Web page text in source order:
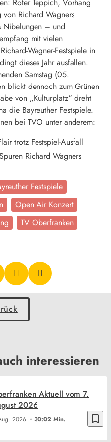
Roter Teppich, Vorhang
Richard Wagners
Nibelungen – und
mit vielen
Wagner-Festspiele in
dieses Jahr ausfallen.
Samstag (05.
blickt dennoch zum Grünen
von „Kulturplatz“ dreht
die Bayreuther Festspiele.
bei TVO unter anderem:
trotz Festspiel-Ausfall
Richard Wagners
Festspiele
Open Air Konzert
TV Oberfranken
interessieren
bookmark_border
2026 30:02 Min.
Aktuell vom 7.
2026